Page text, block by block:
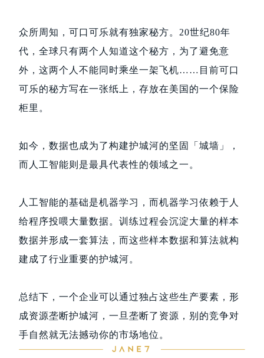
众所周知，可口可乐就有独家秘方。20世纪80年
代，全球只有两个人知道这个秘方，为了避免意
外，这两个人不能同时乘坐一架飞机……目前可口
可乐的秘方写在一张纸上，存放在美国的一个保险
柜里。
如今，数据也成为了构建护城河的坚固「城墙」，
而人工智能则是最具代表性的领域之一。
人工智能的基础是机器学习，而机器学习依赖于人
给程序投喂大量数据。训练过程会沉淀大量的样本
数据并形成一套算法，而这些样本数据和算法就构
建成了行业重要的护城河。
总结下，一个企业可以通过独占这些生产要素，形
成资源垄断护城河，一旦垄断了资源，别的竞争对
手自然就无法撼动你的市场地位。